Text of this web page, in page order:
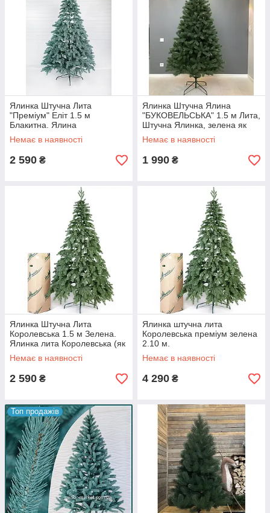
Ялинка Штучна Лита
"Преміум" Еліт 1.5 м
Блакитна. Ялина
Королевська (Штучна
Ялинка) як справжня
Немає в наявності
2 590 ₴
Ялинка Штучна Ялина
"БУКОВЕЛЬСЬКА" 1.5 м Лита,
Штучна Ялинка, зелена як
справжня преміум
Немає в наявності
1 990 ₴
Ялинка Штучна Лита
Королевська 1.5 м Зелена.
Ялинка лита Королевська (як
справжня)
Немає в наявності
2 590 ₴
Ялинка штучна лита
Королевська преміум зелена
2.10 м.
Немає в наявності
4 290 ₴
Топ продажів